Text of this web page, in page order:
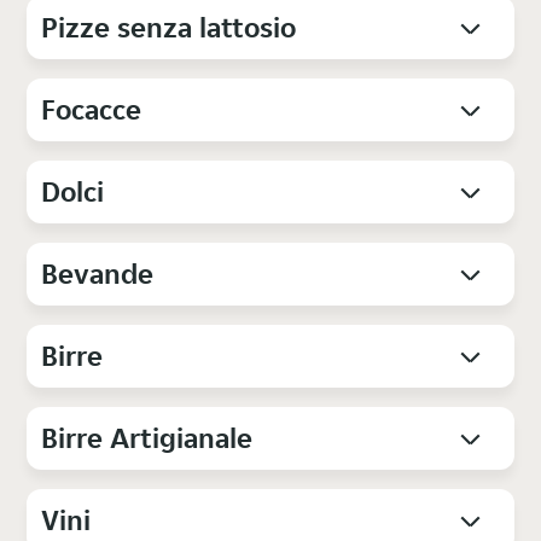
Pizze senza lattosio
Focacce
Dolci
Bevande
Birre
Birre Artigianale
Vini